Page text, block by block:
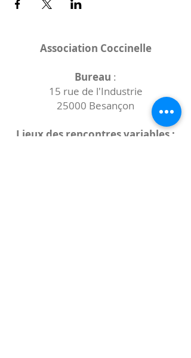
Association Coccinelle
Bureau :
15 rue de l'Industrie
25000 Besançon
Lieux des rencontres variables :